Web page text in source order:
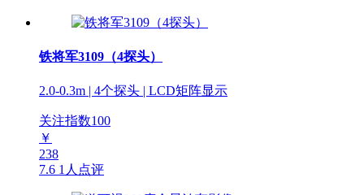
铁将军3109（4探头）
2.0-0.3m | 4个探头 | LCD矩阵显示
关注指数100
￥
238
7.6 1人点评